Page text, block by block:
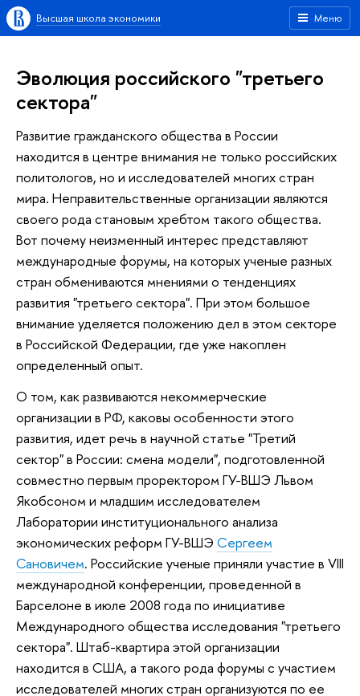
Меню
Высшая школа экономики
Эволюция российского "третьего
сектора"
Развитие гражданского общества в России
находится в центре внимания не только российских
политологов, но и исследователей многих стран
мира. Неправительственные организации являются
своего рода становым хребтом такого общества.
Вот почему неизменный интерес представляют
международные форумы, на которых ученые разных
стран обмениваются мнениями о тенденциях
развития "третьего сектора". При этом большое
внимание уделяется положению дел в этом секторе
в Российской Федерации, где уже накоплен
определенный опыт.
О том, как развиваются некоммерческие
организации в РФ, каковы особенности этого
развития, идет речь в научной статье "Третий
сектор" в России: смена модели", подготовленной
совместно первым проректором ГУ-ВШЭ Львом
Якобсоном и младшим исследователем
Лаборатории институционального анализа
экономических реформ ГУ-ВШЭ Сергеем
Сановичем. Российские ученые приняли участие в VIII
международной конференции, проведенной в
Барселоне в июле 2008 года по инициативе
Международного общества исследования "третьего
сектора". Штаб-квартира этой организации
находится в США, а такого рода форумы с участием
исследователей многих стран организуются по ее